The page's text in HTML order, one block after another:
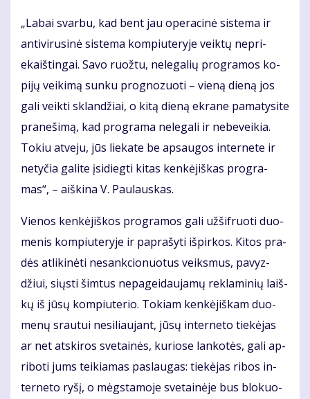
„La­bai svar­bu, kad bent jau opera­­ci­nė sis­te­ma ir
an­ti­vi­ru­si­nė sis­te­ma kom­piu­te­ry­je veik­tų ne­pri­
ekaiš­tin­gai. Sa­vo ruož­tu, ne­le­ga­lių pro­gra­mos ko­
pi­jų vei­ki­mą sun­ku prog­no­zuo­ti – vie­ną die­ną jos
ga­li veik­ti sklan­džiai, o ki­tą die­ną ek­ra­ne pa­ma­ty­si­te
pra­ne­ši­mą, kad pro­gra­ma ne­le­ga­li ir ne­be­vei­kia.
To­kiu at­ve­ju, jūs lie­ka­te be ap­sau­gos in­ter­ne­te ir
ne­ty­čia ga­li­te įsi­dieg­ti ki­tas ken­kė­jiš­kas pro­gra­
mas“, – aiš­ki­na V. Pau­laus­kas.
Vie­nos ken­kė­jiš­kos pro­gra­mos ga­li už­šif­ruo­ti duo­
me­nis kom­piu­te­ry­je ir pa­pra­šy­ti iš­pir­kos. Ki­tos pra­
dės at­li­ki­nė­ti ne­sank­cio­nuo­tus veiks­mus, pa­vyz­
džiui, siųs­ti šim­tus ne­pa­gei­dau­ja­mų re­kla­mi­nių laiš­
kų iš jū­sų kom­piu­te­rio. To­kiam ken­kė­jiš­kam duo­
me­nų srau­tui ne­si­liau­jant, jū­sų in­ter­ne­to tie­kė­jas
ar net at­ski­ros sve­tai­nės, ku­rio­se lan­ko­tės, ga­li ap­
ri­bo­ti jums tei­kia­mas pa­slau­gas: tie­kė­jas ri­bos in­
ter­ne­to ry­šį, o mėgs­ta­mo­je sve­tai­nė­je bus blo­kuo­